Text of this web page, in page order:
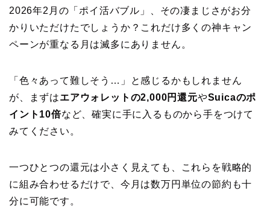
2026年2月の「ポイ活バブル」、その凄まじさがお分
かりいただけたでしょうか？これだけ多くの神キャン
ペーンが重なる月は滅多にありません。
「色々あって難しそう…」と感じるかもしれません
が、まずはエアウォレットの2,000円還元やSuicaのポ
イント10倍など、確実に手に入るものから手をつけて
みてください。
一つひとつの還元は小さく見えても、これらを戦略的
に組み合わせるだけで、今月は数万円単位の節約も十
分に可能です。